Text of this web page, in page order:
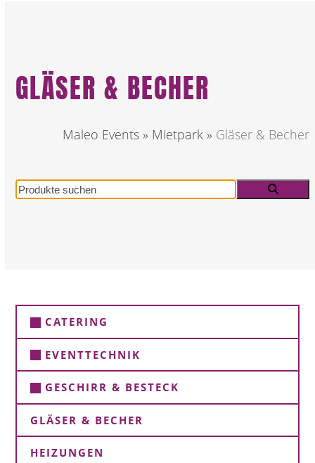
GLÄSER & BECHER
Maleo Events » Mietpark » Gläser & Becher
Produkte
suchen
CATERING
EVENTTECHNIK
GESCHIRR & BESTECK
GLÄSER & BECHER
HEIZUNGEN